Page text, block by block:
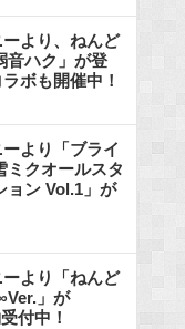
より、ねんど
音ハク」が登
ボも開催中！
より「ブライ
ミクオールスタ
ョン Vol.1」が
より「ねんど
」が
付中！